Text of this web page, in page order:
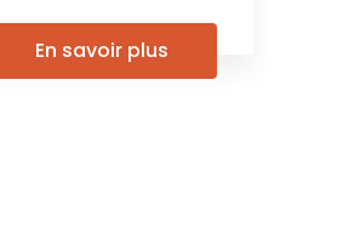
En savoir plus